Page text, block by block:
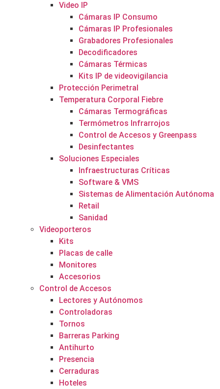
Video IP
Cámaras IP Consumo
Cámaras IP Profesionales
Grabadores Profesionales
Decodificadores
Cámaras Térmicas
Kits IP de videovigilancia
Protección Perimetral
Temperatura Corporal Fiebre
Cámaras Termográficas
Termómetros Infrarrojos
Control de Accesos y Greenpass
Desinfectantes
Soluciones Especiales
Infraestructuras Críticas
Software & VMS
Sistemas de Alimentación Autónoma
Retail
Sanidad
Videoporteros
Kits
Placas de calle
Monitores
Accesorios
Control de Accesos
Lectores y Autónomos
Controladoras
Tornos
Barreras Parking
Antihurto
Presencia
Cerraduras
Hoteles